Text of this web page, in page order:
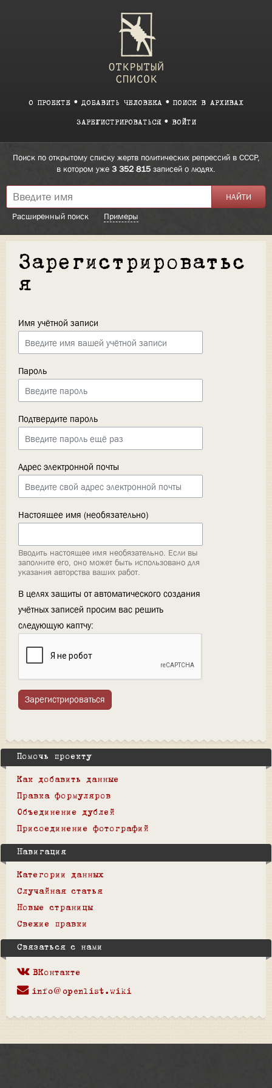
О ПРОЕКТЕ ДОБАВИТЬ ЧЕЛОВЕКА ПОИСК В АРХИВАХ
ЗАРЕГИСТРИРОВАТЬСЯ ВОЙТИ
Поиск по открытому списку жертв политических репрессий в СССР,
в котором уже 3 352 815 записей о людях.
Расширенный поиск Примеры
Зарегистрироватьс
я
Имя учётной записи
Пароль
Подтвердите пароль
Адрес электронной почты
Настоящее имя (необязательно)
Вводить настоящее имя необязательно. Если вы
заполните его, оно может быть использовано для
указания авторства ваших работ.
В целях защиты от автоматического создания
учётных записей просим вас решить
следующую каптчу:
Зарегистрироваться
Помочь проекту
Как добавить данные
Правка формуляров
Объединение дублей
Присоединение фотографий
Навигация
Категории данных
Случайная статья
Новые страницы
Свежие правки
Связаться с нами
ВКонтакте
info@openlist.wiki